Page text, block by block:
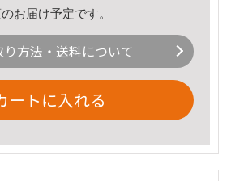
お届け予定です。
り方法・送料について
ートに入れる